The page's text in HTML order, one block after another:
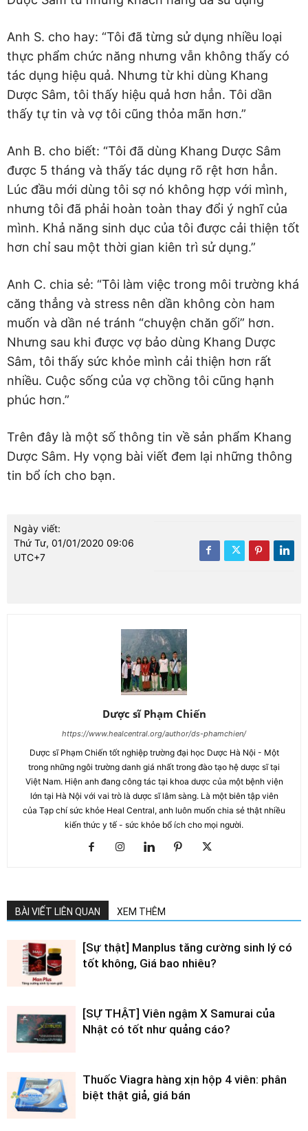
Anh S. cho hay: “Tôi đã từng sử dụng nhiều loại
thực phẩm chức năng nhưng vẫn không thấy có
tác dụng hiệu quả. Nhưng từ khi dùng Khang
Dược Sâm, tôi thấy hiệu quả hơn hẳn. Tôi dần
thấy tự tin và vợ tôi cũng thỏa mãn hơn.”
Anh B. cho biết: “Tôi đã dùng Khang Dược Sâm
được 5 tháng và thấy tác dụng rõ rệt hơn hẳn.
Lúc đầu mới dùng tôi sợ nó không hợp với mình,
nhưng tôi đã phải hoàn toàn thay đổi ý nghĩ của
mình. Khả năng sinh dục của tôi được cải thiện tốt
hơn chỉ sau một thời gian kiên trì sử dụng.”
Anh C. chia sẻ: “Tôi làm việc trong môi trường khá
căng thẳng và stress nên dần không còn ham
muốn và dần né tránh “chuyện chăn gối” hơn.
Nhưng sau khi được vợ bảo dùng Khang Dược
Sâm, tôi thấy sức khỏe mình cải thiện hơn rất
nhiều. Cuộc sống của vợ chồng tôi cũng hạnh
phúc hơn.”
Trên đây là một số thông tin về sản phẩm Khang
Dược Sâm. Hy vọng bài viết đem lại những thông
tin bổ ích cho bạn.
Ngày viết:
Thứ Tư, 01/01/2020 09:06
UTC+7
Dược sĩ Phạm Chiến
https://www.healcentral.org/author/ds-phamchien/
Dược sĩ Phạm Chiến tốt nghiệp trường đại học Dược Hà Nội - Một
trong những ngôi trường danh giá nhất trong đào tạo hệ dược sĩ tại
Việt Nam. Hiện anh đang công tác tại khoa dược của một bệnh viện
lớn tại Hà Nội với vai trò là dược sĩ lâm sàng. Là một biên tập viên
của Tạp chí sức khỏe Heal Central, anh luôn muốn chia sẻ thật nhiều
kiến thức y tế - sức khỏe bổ ích cho mọi người.
BÀI VIẾT LIÊN QUAN XEM THÊM
[Sự thật] Manplus tăng cường sinh lý có
tốt không, Giá bao nhiêu?
[SỰ THẬT] Viên ngậm X Samurai của
Nhật có tốt như quảng cáo?
Thuốc Viagra hàng xịn hộp 4 viên: phân
biệt thật giả, giá bán